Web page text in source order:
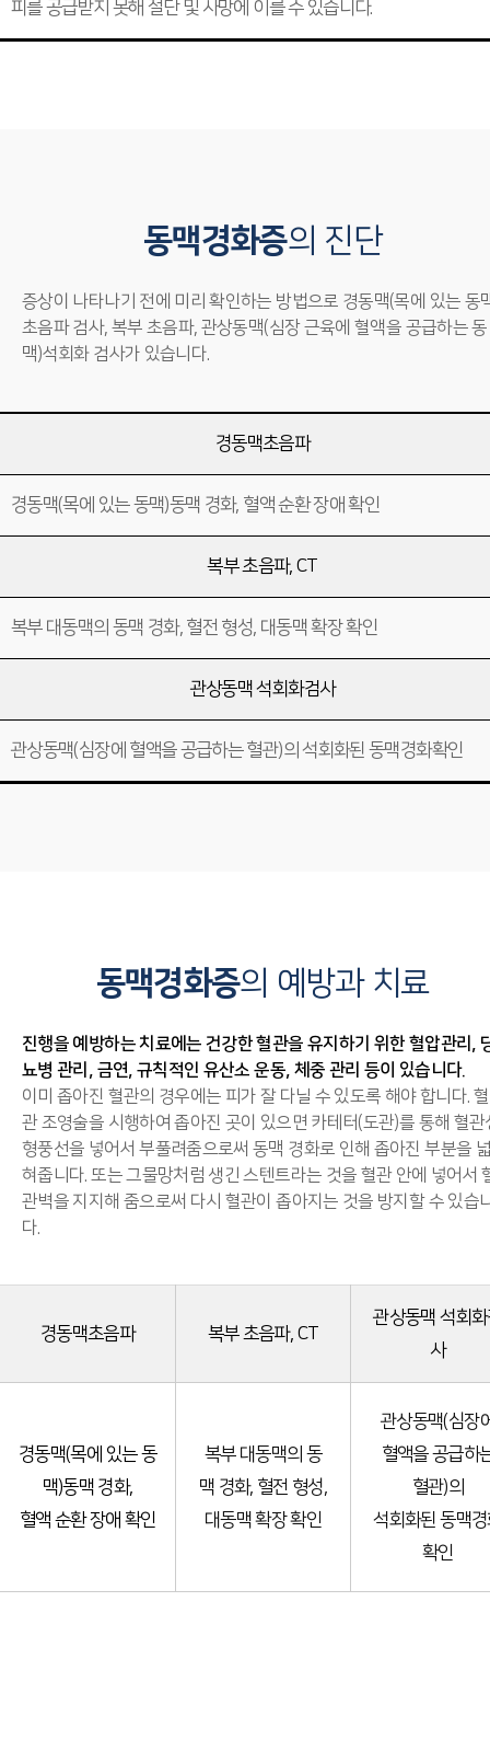
피를 공급받지 못해 절단 및 사망에 이를 수 있습니다.
동맥경화증의 진단
증상이 나타나기 전에 미리 확인하는 방법으로 경동맥(목에 있는 동
초음파 검사, 복부 초음파, 관상동맥(심장 근육에 혈액을 공급하는 동
맥)석회화 검사가 있습니다.
경동맥초음파
경동맥(목에 있는 동맥)동맥 경화, 혈액 순환 장애 확인
복부 초음파, CT
복부 대동맥의 동맥 경화, 혈전 형성, 대동맥 확장 확인
관상동맥 석회화검사
관상동맥(심장에 혈액을 공급하는 혈관)의 석회화된 동맥경화확인
동맥경화증의 예방과 치료
진행을 예방하는 치료에는 건강한 혈관을 유지하기 위한 혈압관리,
뇨병 관리, 금연, 규칙적인 유산소 운동, 체중 관리 등이 있습니다.
이미 좁아진 혈관의 경우에는 피가 잘 다닐 수 있도록 해야 합니다. 혈
관 조영술을 시행하여 좁아진 곳이 있으면 카테터(도관)를 통해 혈관
형풍선을 넣어서 부풀려줌으로써 동맥 경화로 인해 좁아진 부분을 넓
혀줍니다. 또는 그물망처럼 생긴 스텐트라는 것을 혈관 안에 넣어서
관벽을 지지해 줌으로써 다시 혈관이 좁아지는 것을 방지할 수 있습
다.
경동맥초음파 복부 초음파, CT
관상동맥 석회
사
경동맥(목에 있는 동
맥)동맥 경화,
혈액 순환 장애 확인
복부 대동맥의 동
맥 경화, 혈전 형성,
대동맥 확장 확인
관상동맥(심장
혈액을 공급하
혈관)의
석회화된 동맥
확인